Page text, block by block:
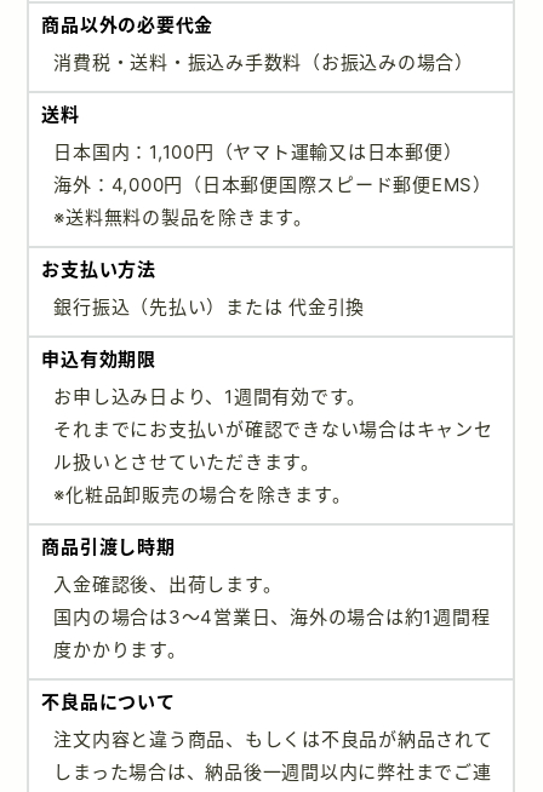
商品以外の必要代金
消費税・送料・振込み手数料（お振込みの場合）
送料
日本国内：1,100円（ヤマト運輸又は日本郵便）
海外：4,000円（日本郵便国際スピード郵便EMS）
※送料無料の製品を除きます。
お支払い方法
銀行振込（先払い）または 代金引換
申込有効期限
お申し込み日より、1週間有効です。
それまでにお支払いが確認できない場合はキャンセ
ル扱いとさせていただきます。
※化粧品卸販売の場合を除きます。
商品引渡し時期
入金確認後、出荷します。
国内の場合は3～4営業日、海外の場合は約1週間程
度かかります。
不良品について
注文内容と違う商品、もしくは不良品が納品されて
しまった場合は、納品後一週間以内に弊社までご連